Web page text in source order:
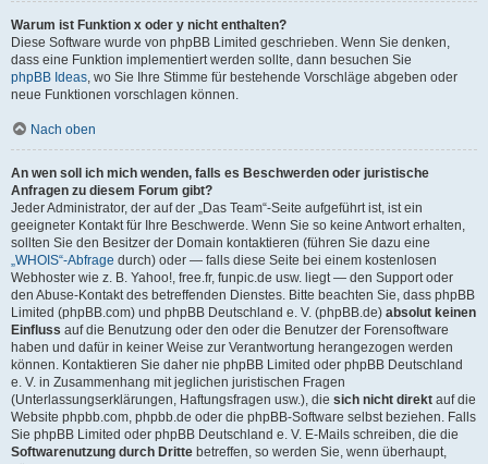
Warum ist Funktion x oder y nicht enthalten?
Diese Software wurde von phpBB Limited geschrieben. Wenn Sie denken,
dass eine Funktion implementiert werden sollte, dann besuchen Sie
phpBB Ideas, wo Sie Ihre Stimme für bestehende Vorschläge abgeben oder
neue Funktionen vorschlagen können.
Nach oben
An wen soll ich mich wenden, falls es Beschwerden oder juristische
Anfragen zu diesem Forum gibt?
Jeder Administrator, der auf der „Das Team“-Seite aufgeführt ist, ist ein
geeigneter Kontakt für Ihre Beschwerde. Wenn Sie so keine Antwort erhalten,
sollten Sie den Besitzer der Domain kontaktieren (führen Sie dazu eine
„WHOIS“-Abfrage durch) oder — falls diese Seite bei einem kostenlosen
Webhoster wie z. B. Yahoo!, free.fr, funpic.de usw. liegt — den Support oder
den Abuse-Kontakt des betreffenden Dienstes. Bitte beachten Sie, dass phpBB
Limited (phpBB.com) und phpBB Deutschland e. V. (phpBB.de) absolut keinen
Einfluss auf die Benutzung oder den oder die Benutzer der Forensoftware
haben und dafür in keiner Weise zur Verantwortung herangezogen werden
können. Kontaktieren Sie daher nie phpBB Limited oder phpBB Deutschland
e. V. in Zusammenhang mit jeglichen juristischen Fragen
(Unterlassungserklärungen, Haftungsfragen usw.), die sich nicht direkt auf die
Website phpbb.com, phpbb.de oder die phpBB-Software selbst beziehen. Falls
Sie phpBB Limited oder phpBB Deutschland e. V. E-Mails schreiben, die die
Softwarenutzung durch Dritte betreffen, so werden Sie, wenn überhaupt,